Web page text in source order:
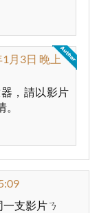
月3日 晚上
，請以影片
支影片ㄋ